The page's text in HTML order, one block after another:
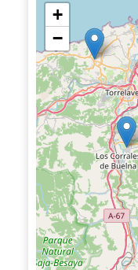
+
−